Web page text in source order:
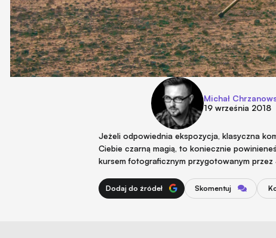
Michał
19 września 2018
Jeżeli odpowiednia ekspozycja, klasyczna
Ciebie czarną magią, to koniecznie
kursem fotograficznym przygotowanym
Dodaj do źródeł Skomentuj